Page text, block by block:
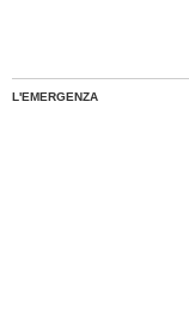
L'EMERGENZA